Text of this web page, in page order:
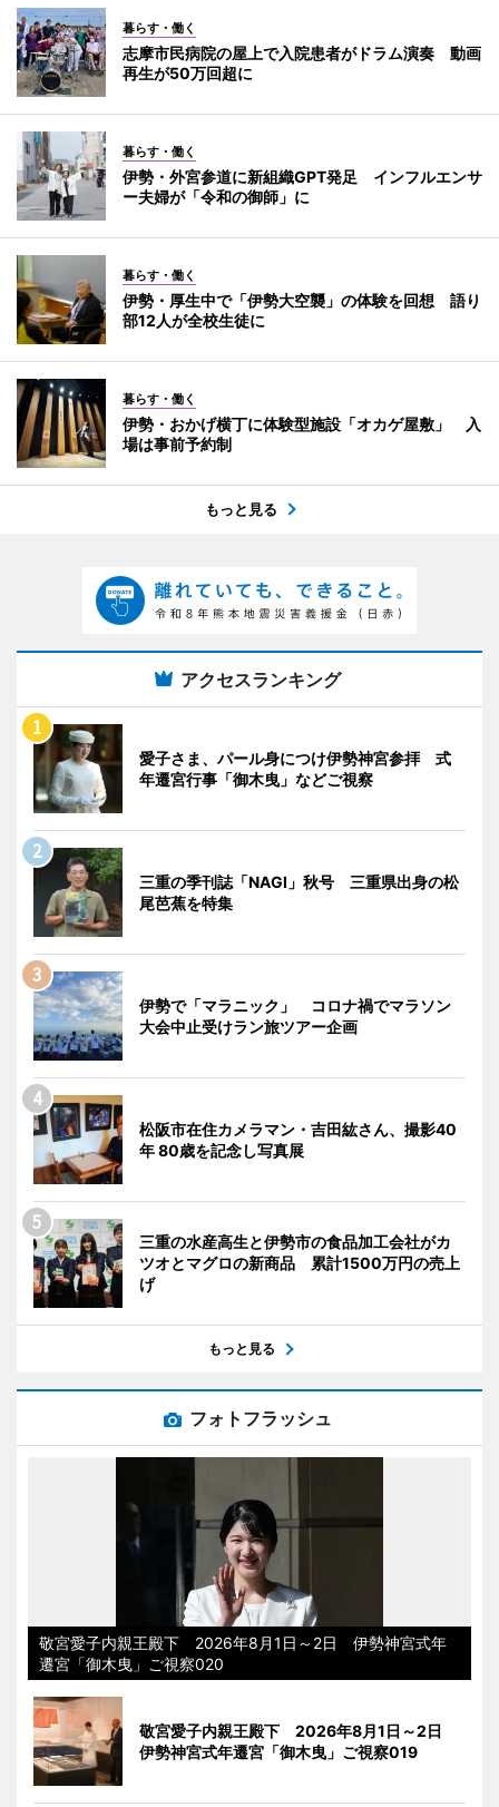
暮らす・働く
志摩市民病院の屋上で入院患者がドラム演奏 動画
再生が50万回超に
暮らす・働く
伊勢・外宮参道に新組織GPT発足 インフルエンサ
ー夫婦が「令和の御師」に
暮らす・働く
伊勢・厚生中で「伊勢大空襲」の体験を回想 語り
部12人が全校生徒に
暮らす・働く
伊勢・おかげ横丁に体験型施設「オカゲ屋敷」 入
場は事前予約制
もっと見る
アクセスランキング
愛子さま、パール身につけ伊勢神宮参拝 式
年遷宮行事「御木曳」などご視察
三重の季刊誌「NAGI」秋号 三重県出身の松
尾芭蕉を特集
伊勢で「マラニック」 コロナ禍でマラソン
大会中止受けラン旅ツアー企画
松阪市在住カメラマン・吉田紘さん、撮影40
年 80歳を記念し写真展
三重の水産高生と伊勢市の食品加工会社がカ
ツオとマグロの新商品 累計1500万円の売上
げ
もっと見る
フォトフラッシュ
敬宮愛子内親王殿下 2026年8月1日～2日 伊勢神宮式年
遷宮「御木曳」ご視察020
敬宮愛子内親王殿下 2026年8月1日～2日
伊勢神宮式年遷宮「御木曳」ご視察019